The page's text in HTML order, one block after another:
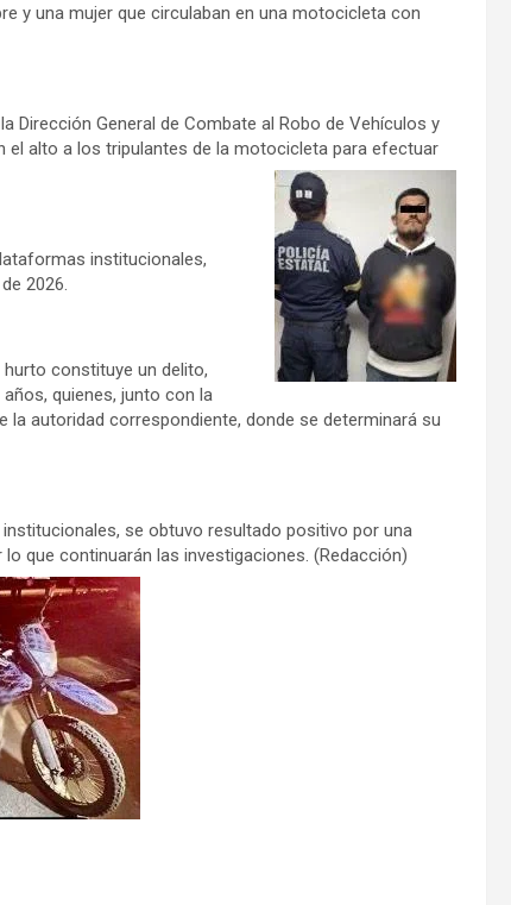
y una mujer que circulaban en una motocicleta con
Dirección General de Combate al Robo de Vehículos y
el alto a los tripulantes de la motocicleta para efectuar
institucionales,
2026.
constituye un delito,
años, quienes, junto con la
autoridad correspondiente, donde se determinará su
se obtuvo resultado positivo por una
que continuarán las investigaciones. (Redacción)